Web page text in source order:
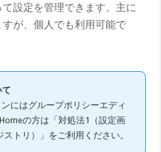
設定を管理できます。主に
が、個人でも利用可能で
にはグループポリシーエディ
の方は「対処法1（設定画
トリ）」をご利用ください。